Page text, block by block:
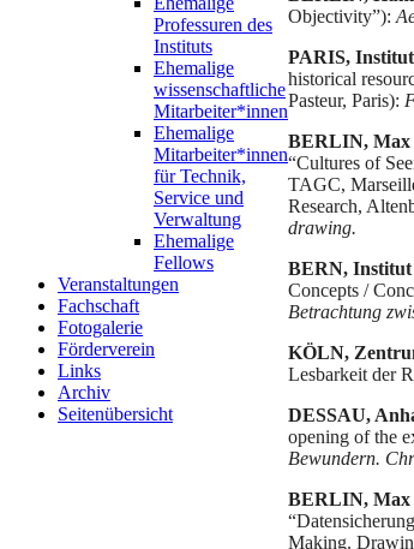
Professuren des
Instituts
Ehemalige
wissenschaftliche
Mitarbeiter*innen
Ehemalige
Mitarbeiter*innen
für Technik,
Service und
Verwaltung
Ehemalige
Fellows
Veranstaltungen
Fachschaft
Fotogalerie
Förderverein
Links
Archiv
Seitenübersicht
Objectivity”):
PARIS,
historical
Pasteur, Paris):
BERLIN, Max
“Cultures of
TAGC,
Research,
drawing.
BERN, Institut
Concepts /
Betrachtung
KÖLN,
Lesbarkeit der
DESSAU,
opening of the
Bewundern.
BERLIN, Max
Making.